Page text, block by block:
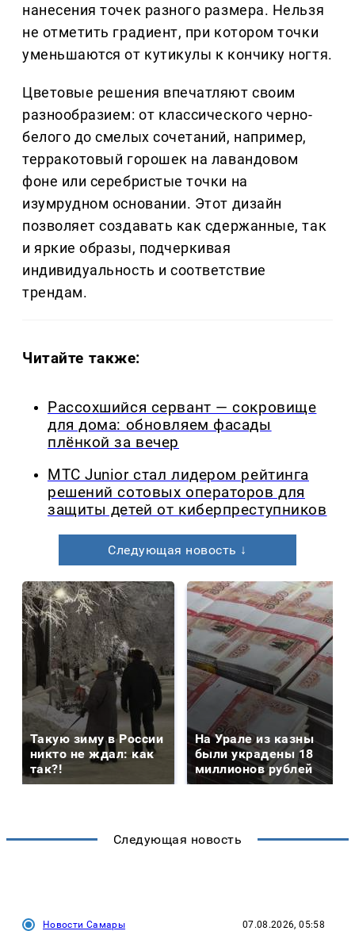
нанесения точек разного размера. Нельзя
не отметить градиент, при котором точки
уменьшаются от кутикулы к кончику ногтя.
Цветовые решения впечатляют своим
разнообразием: от классического черно-
белого до смелых сочетаний, например,
терракотовый горошек на лавандовом
фоне или серебристые точки на
изумрудном основании. Этот дизайн
позволяет создавать как сдержанные, так
и яркие образы, подчеркивая
индивидуальность и соответствие
трендам.
Читайте также:
Рассохшийся сервант — сокровище
для дома: обновляем фасады
плёнкой за вечер
МТС Junior стал лидером рейтинга
решений сотовых операторов для
защиты детей от киберпреступников
Следующая новость ↓
Такую зиму в России
никто не ждал: как
так?!
На Урале из казны
были украдены 18
миллионов рублей
Следующая новость
Новости Самары 07.08.2026, 05:58